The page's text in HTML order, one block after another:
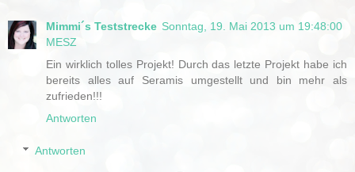
Mimmi´s Teststrecke Sonntag, 19. Mai 2013 um 19:48:00
MESZ
Ein wirklich tolles Projekt! Durch das letzte Projekt habe ich
bereits alles auf Seramis umgestellt und bin mehr als
zufrieden!!!
Antworten
Antworten